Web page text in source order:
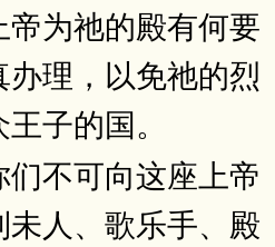
为祂的殿有何要
理，以免祂的烈
子的国。
不可向这座上帝
人、歌乐手、殿